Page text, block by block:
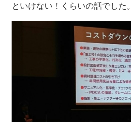
といけない！くらいの話でした。